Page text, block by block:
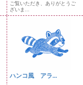
ご覧いただき、ありがとうご
ざいま...
ハンコ風 アラ...